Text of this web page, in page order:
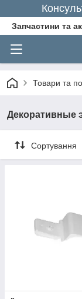
Запчастини та
Товари та
Декоративные
Сортування